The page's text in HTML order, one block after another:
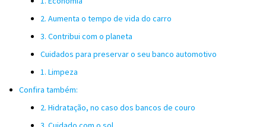
2. Aumenta o tempo de vida do carro
3. Contribui com o planeta
Cuidados para preservar o seu banco automotivo
1. Limpeza
Confira também:
2. Hidratação, no caso dos bancos de couro